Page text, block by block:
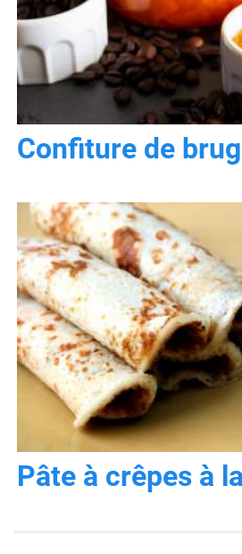
Confiture de
Pâte à crêpes à